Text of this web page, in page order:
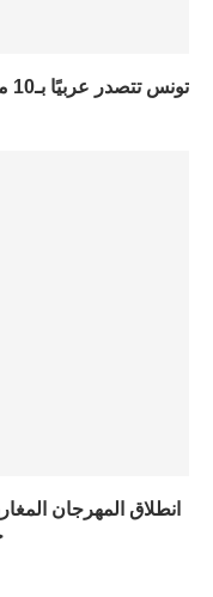
تونس تتصدر عربيًا بـ10 مواقع مدرجة على قائمة التراث العالمي
انطلاق المهرجان